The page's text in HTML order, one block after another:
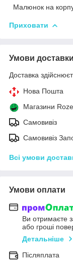
Малюнок на
Приховати
Умови доставки
Доставка
Нова Пошта
Магазини
Самовивіз
Самовивіз
Всі умови
Умови оплати
Ви отримаєте
або гроші
Детальніше
Післяплата